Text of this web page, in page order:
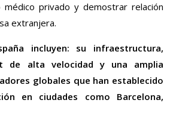
privado y demostrar relación
extranjera.
incluyen: su infraestructura,
de alta velocidad y una amplia
globales que han establecido
en ciudades como Barcelona,